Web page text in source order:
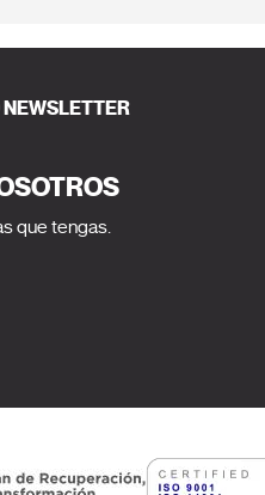
que tengas.